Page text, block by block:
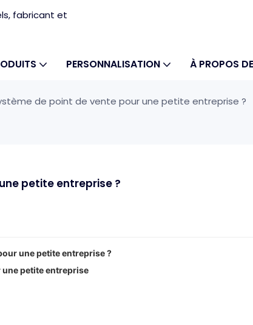
fabricant et
PERSONNALISATION À PROPOS
de point de vente pour une petite entreprise ?
petite entreprise ?
une petite entreprise ?
une petite entreprise